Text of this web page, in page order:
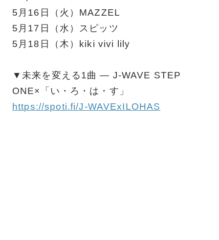
5月16日（火）MAZZEL
5月17日（水）スピッツ
5月18日（木）kiki vivi lily
▼未来を変える1曲 ― J-WAVE STEP
ONE×「い・ろ・は・す」
https://spoti.fi/J-WAVExILOHAS